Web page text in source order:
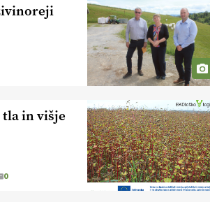
[EKOloško = LOGIČNO ]
Za
uspešno ohranjanje travišč sta
ključna kmetijstvo
in predvsem
reja travojedih živali
. VEČ
https://t.co/YvDmY3UNng @EUAgri
#IMCAP #CAP
21.07.2026
[EKOloško = LOGIČNO
]
Pet-nat je vse bolj priljubljeno
naravno peneče vino, tudi v
VEČ
in višje
0